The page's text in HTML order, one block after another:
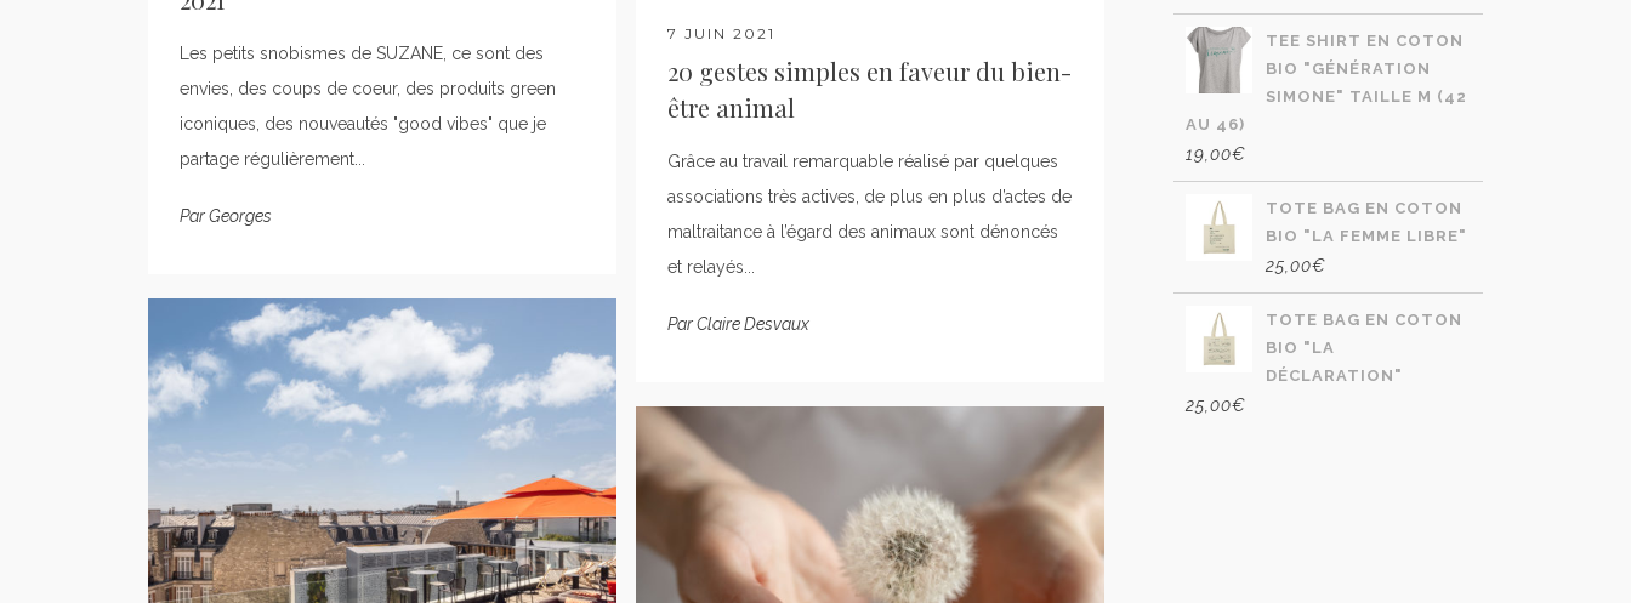
Les petits snobismes de SUZANE, ce sont des
envies, des coups de coeur, des produits green
iconiques, des nouveautés "good vibes" que je
partage régulièrement...
ParGeorges
7 JUIN 2021
20 gestes simples en faveur du bien-
être animal
Grâce au travail remarquable réalisé par quelques
associations très actives, de plus en plus d’actes de
maltraitance à l’égard des animaux sont dénoncés
et relayés...
ParClaire Desvaux
TEE SHIRT EN COTON
BIO "GÉNÉRATION
SIMONE" TAILLE M (42
AU 46)
19,00€
TOTE BAG EN COTON
BIO "LA FEMME LIBRE"
25,00€
TOTE BAG EN COTON
BIO "LA
DÉCLARATION"
25,00€